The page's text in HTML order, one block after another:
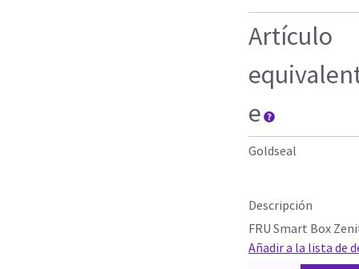
Artículo
e
Goldseal
Descripción
FRU Smart Box
Añadir a la lista de